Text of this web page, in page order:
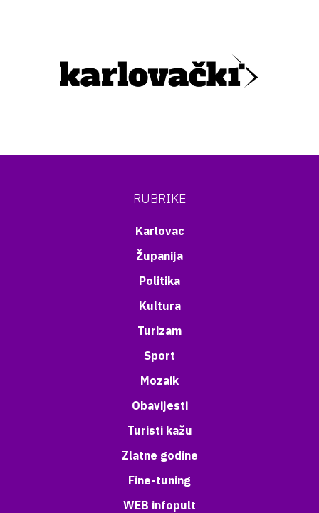
RUBRIKE
Karlovac
Županija
Politika
Kultura
Turizam
Sport
Mozaik
Obavijesti
Turisti kažu
Zlatne godine
Fine-tuning
WEB infopult